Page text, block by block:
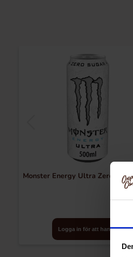
Monster Energy Ultra Zero 50cl
Logga in för att handla